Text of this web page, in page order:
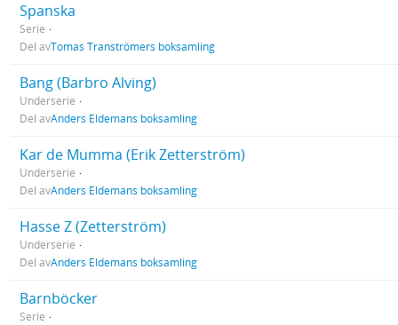
Spanska
Serie
Del avTomas Tranströmers boksamling
Bang (Barbro Alving)
Underserie
Del avAnders Eldemans boksamling
Kar de Mumma (Erik Zetterström)
Underserie
Del avAnders Eldemans boksamling
Hasse Z (Zetterström)
Underserie
Del avAnders Eldemans boksamling
Barnböcker
Serie